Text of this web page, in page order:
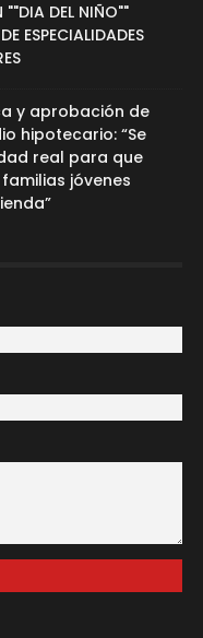
""DIA DEL NIÑO""
ESPECIALIDADES
y aprobación de
hipotecario: “Se
real para que
jóvenes